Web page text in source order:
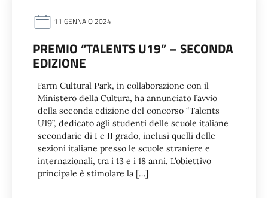
11 GENNAIO 2024
PREMIO “TALENTS U19” – SECONDA
EDIZIONE
Farm Cultural Park, in collaborazione con il
Ministero della Cultura, ha annunciato l’avvio
della seconda edizione del concorso “Talents
U19”, dedicato agli studenti delle scuole italiane
secondarie di I e II grado, inclusi quelli delle
sezioni italiane presso le scuole straniere e
internazionali, tra i 13 e i 18 anni. L’obiettivo
principale è stimolare la […]